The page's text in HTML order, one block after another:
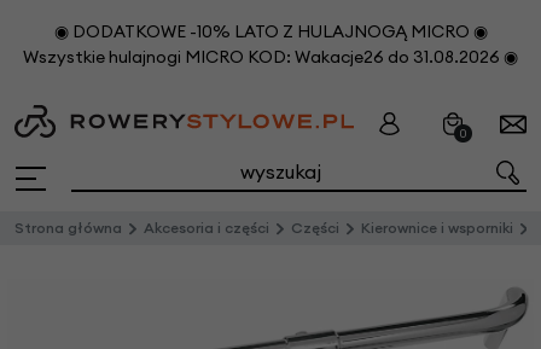
◉ DODATKOWE -10% LATO Z HULAJNOGĄ MICRO ◉
Wszystkie hulajnogi MICRO KOD: Wakacje26 do 31.08.2026 ◉
0
Strona główna Akcesoria i części Części Kierownice i wsporniki